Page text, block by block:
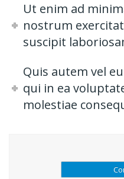
Ut enim ad
nostrum
suscipit
Quis autem vel
qui in ea
molestiae